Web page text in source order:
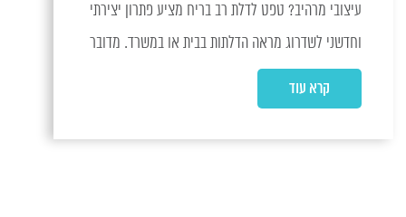
עיצובי מרהיב? טפט לדלת רב בריח מציע פתרון יצירתי
וחדשני לשדרוג מראה הדלתות בבית או במשרד. מדובר
בטפט...
קרא עוד